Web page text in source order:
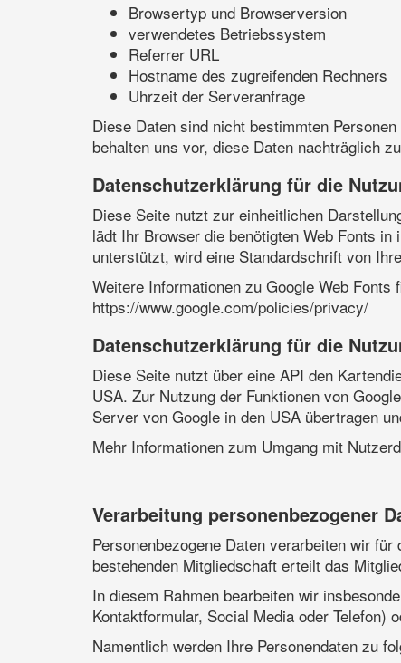
Browsertyp und Browserversion
verwendetes Betriebssystem
Referrer URL
Hostname des zugreifenden Rechners
Uhrzeit der Serveranfrage
Diese Daten sind nicht bestimmten
behalten uns vor, diese Daten nachträglich
Datenschutzerklärung für die
Diese Seite nutzt zur einheitlichen
lädt Ihr Browser die benötigten Web Fonts
unterstützt, wird eine Standardschrift von
Weitere Informationen zu Google Web
https://www.google.com/policies/privacy/
Datenschutzerklärung für die
Diese Seite nutzt über eine API den
USA. Zur Nutzung der Funktionen von
Server von Google in den USA übertragen
Mehr Informationen zum Umgang mit
Verarbeitung personenbezogener
Personenbezogene Daten verarbeiten wir
bestehenden Mitgliedschaft erteilt das
In diesem Rahmen bearbeiten wir
Kontaktformular, Social Media oder Telefon)
Namentlich werden Ihre Personendaten zu